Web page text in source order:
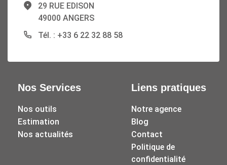
29 RUE EDISON
49000 ANGERS
Tél. : +33 6 22 32 88 58
Nos Services
Nos outils
Estimation
Nos actualités
Liens pratiques
Notre agence
Blog
Contact
Politique de
confidentialité